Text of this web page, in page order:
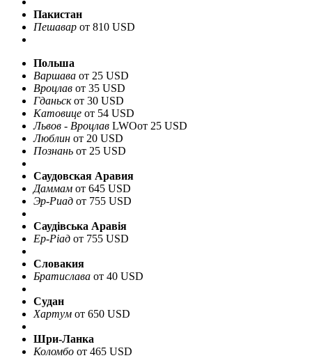
Пакистан
Пешавар от 810 USD
Польша
Варшава от 25 USD
Вроцлав от 35 USD
Гданьск от 30 USD
Катовице от 54 USD
Львов - Вроцлав LWOот 25 USD
Люблин от 20 USD
Познань от 25 USD
Саудовская Аравия
Даммам от 645 USD
Эр-Риад от 755 USD
Саудівська Аравія
Ер-Ріад от 755 USD
Словакия
Братислава от 40 USD
Судан
Хартум от 650 USD
Шри-Ланка
Коломбо от 465 USD